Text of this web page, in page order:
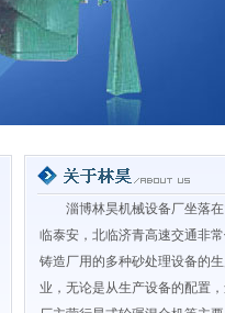
淄博林昊机械设备厂坐落
临泰安，北临济青高速交通非
铸造厂用的多种砂处理设备的
业，无论是从生产设备的配置